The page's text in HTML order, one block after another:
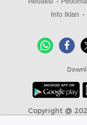
Info Iklan
Copyright @